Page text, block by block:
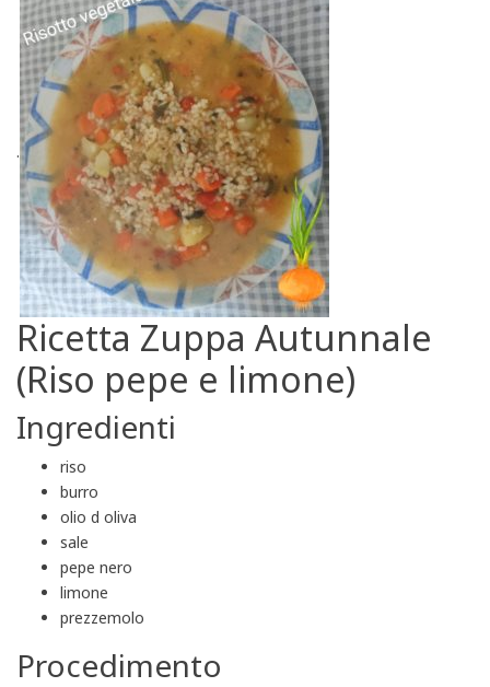
.
Ricetta Zuppa Autunnale
(Riso pepe e limone)
Ingredienti
riso
burro
olio d oliva
sale
pepe nero
limone
prezzemolo
Procedimento